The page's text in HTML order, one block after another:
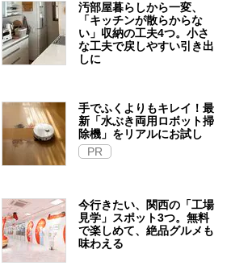
汚部屋暮らしから一変、
「キッチンが散らからな
い」収納の工夫4つ。小さ
な工夫で戻しやすい引き出
しに
手でふくよりもキレイ！最
新「水ぶき両用ロボット掃
除機」をリアルにお試し
PR
今行きたい、関西の「工場
見学」スポット3つ。無料
で楽しめて、絶品グルメも
味わえる